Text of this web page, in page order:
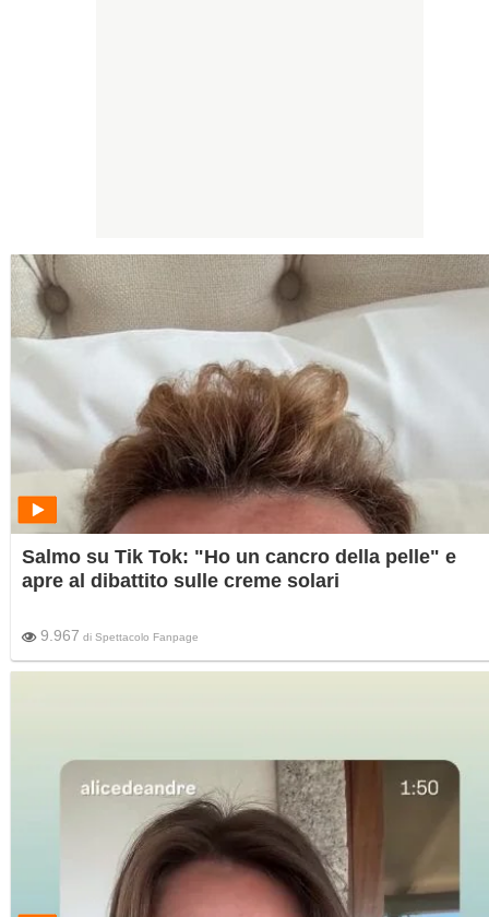
Salmo su Tik Tok: "Ho un cancro della pelle" e
apre al dibattito sulle creme solari
9.967 di Spettacolo Fanpage